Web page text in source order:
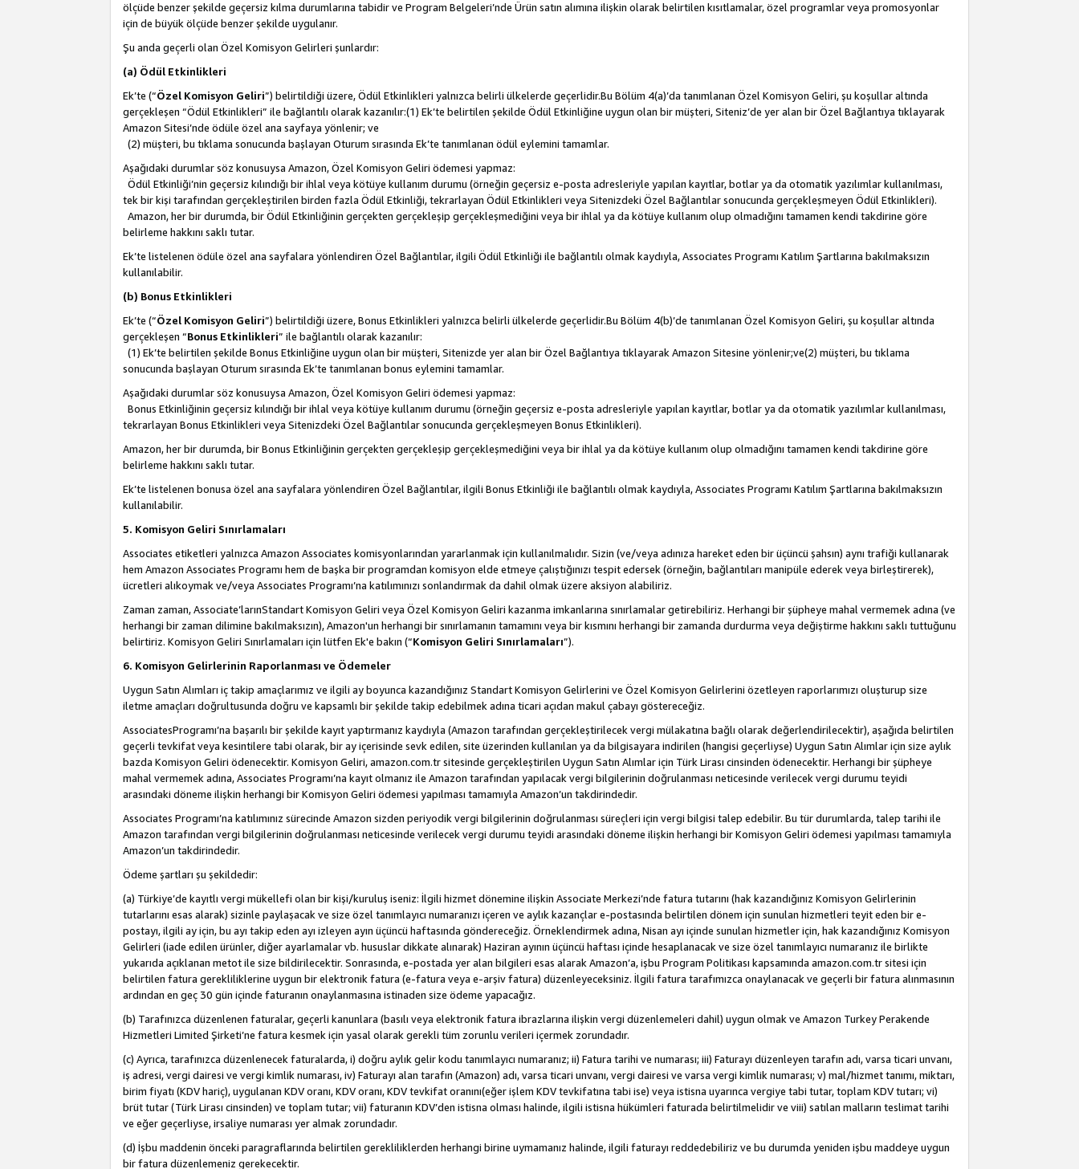
ölçüde benzer şekilde geçersiz kılma durumlarına tabidir ve Program Belgeleri’nde Ürün satın alımına ilişkin olarak belirtilen kısıtlamalar, özel programlar veya promosyonlar
için de büyük ölçüde benzer şekilde uygulanır.
Şu anda geçerli olan Özel Komisyon Gelirleri şunlardır:
(a) Ödül Etkinlikleri
Ek’te (“Özel Komisyon Geliri”) belirtildiği üzere, Ödül Etkinlikleri yalnızca belirli ülkelerde geçerlidir.Bu Bölüm 4(a)’da tanımlanan Özel Komisyon Geliri, şu koşullar altında
gerçekleşen “Ödül Etkinlikleri” ile bağlantılı olarak kazanılır:(1) Ek’te belirtilen şekilde Ödül Etkinliğine uygun olan bir müşteri, Siteniz’de yer alan bir Özel Bağlantıya tıklayarak
Amazon Sitesi’nde ödüle özel ana sayfaya yönlenir; ve
(2) müşteri, bu tıklama sonucunda başlayan Oturum sırasında Ek’te tanımlanan ödül eylemini tamamlar.
Aşağıdaki durumlar söz konusuysa Amazon, Özel Komisyon Geliri ödemesi yapmaz:
Ödül Etkinliği’nin geçersiz kılındığı bir ihlal veya kötüye kullanım durumu (örneğin geçersiz e-posta adresleriyle yapılan kayıtlar, botlar ya da otomatik yazılımlar kullanılması,
tek bir kişi tarafından gerçekleştirilen birden fazla Ödül Etkinliği, tekrarlayan Ödül Etkinlikleri veya Sitenizdeki Özel Bağlantılar sonucunda gerçekleşmeyen Ödül Etkinlikleri).
Amazon, her bir durumda, bir Ödül Etkinliğinin gerçekten gerçekleşip gerçekleşmediğini veya bir ihlal ya da kötüye kullanım olup olmadığını tamamen kendi takdirine göre
belirleme hakkını saklı tutar.
Ek’te listelenen ödüle özel ana sayfalara yönlendiren Özel Bağlantılar, ilgili Ödül Etkinliği ile bağlantılı olmak kaydıyla, Associates Programı Katılım Şartlarına bakılmaksızın
kullanılabilir.
(b) Bonus Etkinlikleri
Ek’te (“Özel Komisyon Geliri”) belirtildiği üzere, Bonus Etkinlikleri yalnızca belirli ülkelerde geçerlidir.Bu Bölüm 4(b)’de tanımlanan Özel Komisyon Geliri, şu koşullar altında
gerçekleşen “Bonus Etkinlikleri” ile bağlantılı olarak kazanılır:
(1) Ek’te belirtilen şekilde Bonus Etkinliğine uygun olan bir müşteri, Sitenizde yer alan bir Özel Bağlantıya tıklayarak Amazon Sitesine yönlenir;ve(2) müşteri, bu tıklama
sonucunda başlayan Oturum sırasında Ek’te tanımlanan bonus eylemini tamamlar.
Aşağıdaki durumlar söz konusuysa Amazon, Özel Komisyon Geliri ödemesi yapmaz:
Bonus Etkinliğinin geçersiz kılındığı bir ihlal veya kötüye kullanım durumu (örneğin geçersiz e-posta adresleriyle yapılan kayıtlar, botlar ya da otomatik yazılımlar kullanılması,
tekrarlayan Bonus Etkinlikleri veya Sitenizdeki Özel Bağlantılar sonucunda gerçekleşmeyen Bonus Etkinlikleri).
Amazon, her bir durumda, bir Bonus Etkinliğinin gerçekten gerçekleşip gerçekleşmediğini veya bir ihlal ya da kötüye kullanım olup olmadığını tamamen kendi takdirine göre
belirleme hakkını saklı tutar.
Ek’te listelenen bonusa özel ana sayfalara yönlendiren Özel Bağlantılar, ilgili Bonus Etkinliği ile bağlantılı olmak kaydıyla, Associates Programı Katılım Şartlarına bakılmaksızın
kullanılabilir.
5. Komisyon Geliri Sınırlamaları
Associates etiketleri yalnızca Amazon Associates komisyonlarından yararlanmak için kullanılmalıdır. Sizin (ve/veya adınıza hareket eden bir üçüncü şahsın) aynı trafiği kullanarak
hem Amazon Associates Programı hem de başka bir programdan komisyon elde etmeye çalıştığınızı tespit edersek (örneğin, bağlantıları manipüle ederek veya birleştirerek),
ücretleri alıkoymak ve/veya Associates Programı’na katılımınızı sonlandırmak da dahil olmak üzere aksiyon alabiliriz.
Zaman zaman, Associate’larınStandart Komisyon Geliri veya Özel Komisyon Geliri kazanma imkanlarına sınırlamalar getirebiliriz. Herhangi bir şüpheye mahal vermemek adına (ve
herhangi bir zaman dilimine bakılmaksızın), Amazon'un herhangi bir sınırlamanın tamamını veya bir kısmını herhangi bir zamanda durdurma veya değiştirme hakkını saklı tuttuğunu
belirtiriz. Komisyon Geliri Sınırlamaları için lütfen Ek'e bakın (“Komisyon Geliri Sınırlamaları”).
6. Komisyon Gelirlerinin Raporlanması ve Ödemeler
Uygun Satın Alımları iç takip amaçlarımız ve ilgili ay boyunca kazandığınız Standart Komisyon Gelirlerini ve Özel Komisyon Gelirlerini özetleyen raporlarımızı oluşturup size
iletme amaçları doğrultusunda doğru ve kapsamlı bir şekilde takip edebilmek adına ticari açıdan makul çabayı göstereceğiz.
AssociatesProgramı’na başarılı bir şekilde kayıt yaptırmanız kaydıyla (Amazon tarafından gerçekleştirilecek vergi mülakatına bağlı olarak değerlendirilecektir), aşağıda belirtilen
geçerli tevkifat veya kesintilere tabi olarak, bir ay içerisinde sevk edilen, site üzerinden kullanılan ya da bilgisayara indirilen (hangisi geçerliyse) Uygun Satın Alımlar için size aylık
bazda Komisyon Geliri ödenecektir. Komisyon Geliri, amazon.com.tr sitesinde gerçekleştirilen Uygun Satın Alımlar için Türk Lirası cinsinden ödenecektir. Herhangi bir şüpheye
mahal vermemek adına, Associates Programı’na kayıt olmanız ile Amazon tarafından yapılacak vergi bilgilerinin doğrulanması neticesinde verilecek vergi durumu teyidi
arasındaki döneme ilişkin herhangi bir Komisyon Geliri ödemesi yapılması tamamıyla Amazon’un takdirindedir.
Associates Programı’na katılımınız sürecinde Amazon sizden periyodik vergi bilgilerinin doğrulanması süreçleri için vergi bilgisi talep edebilir. Bu tür durumlarda, talep tarihi ile
Amazon tarafından vergi bilgilerinin doğrulanması neticesinde verilecek vergi durumu teyidi arasındaki döneme ilişkin herhangi bir Komisyon Geliri ödemesi yapılması tamamıyla
Amazon’un takdirindedir.
Ödeme şartları şu şekildedir:
(a) Türkiye’de kayıtlı vergi mükellefi olan bir kişi/kuruluş iseniz: İlgili hizmet dönemine ilişkin Associate Merkezi’nde fatura tutarını (hak kazandığınız Komisyon Gelirlerinin
tutarlarını esas alarak) sizinle paylaşacak ve size özel tanımlayıcı numaranızı içeren ve aylık kazançlar e-postasında belirtilen dönem için sunulan hizmetleri teyit eden bir e-
postayı, ilgili ay için, bu ayı takip eden ayı izleyen ayın üçüncü haftasında göndereceğiz. Örneklendirmek adına, Nisan ayı içinde sunulan hizmetler için, hak kazandığınız Komisyon
Gelirleri (iade edilen ürünler, diğer ayarlamalar vb. hususlar dikkate alınarak) Haziran ayının üçüncü haftası içinde hesaplanacak ve size özel tanımlayıcı numaranız ile birlikte
yukarıda açıklanan metot ile size bildirilecektir. Sonrasında, e-postada yer alan bilgileri esas alarak Amazon’a, işbu Program Politikası kapsamında amazon.com.tr sitesi için
belirtilen fatura gerekliliklerine uygun bir elektronik fatura (e-fatura veya e-arşiv fatura) düzenleyeceksiniz. İlgili fatura tarafımızca onaylanacak ve geçerli bir fatura alınmasının
ardından en geç 30 gün içinde faturanın onaylanmasına istinaden size ödeme yapacağız.
(b) Tarafınızca düzenlenen faturalar, geçerli kanunlara (basılı veya elektronik fatura ibrazlarına ilişkin vergi düzenlemeleri dahil) uygun olmak ve Amazon Turkey Perakende
Hizmetleri Limited Şirketi’ne fatura kesmek için yasal olarak gerekli tüm zorunlu verileri içermek zorundadır.
(c) Ayrıca, tarafınızca düzenlenecek faturalarda, i) doğru aylık gelir kodu tanımlayıcı numaranız; ii) Fatura tarihi ve numarası; iii) Faturayı düzenleyen tarafın adı, varsa ticari unvanı,
iş adresi, vergi dairesi ve vergi kimlik numarası, iv) Faturayı alan tarafın (Amazon) adı, varsa ticari unvanı, vergi dairesi ve varsa vergi kimlik numarası; v) mal/hizmet tanımı, miktarı,
birim fiyatı (KDV hariç), uygulanan KDV oranı, KDV oranı, KDV tevkifat oranını(eğer işlem KDV tevkifatına tabi ise) veya istisna uyarınca vergiye tabi tutar, toplam KDV tutarı; vi)
brüt tutar (Türk Lirası cinsinden) ve toplam tutar; vii) faturanın KDV’den istisna olması halinde, ilgili istisna hükümleri faturada belirtilmelidir ve viii) satılan malların teslimat tarihi
ve eğer geçerliyse, irsaliye numarası yer almak zorundadır.
(d) İşbu maddenin önceki paragraflarında belirtilen gerekliliklerden herhangi birine uymamanız halinde, ilgili faturayı reddedebiliriz ve bu durumda yeniden işbu maddeye uygun
bir fatura düzenlemeniz gerekecektir.